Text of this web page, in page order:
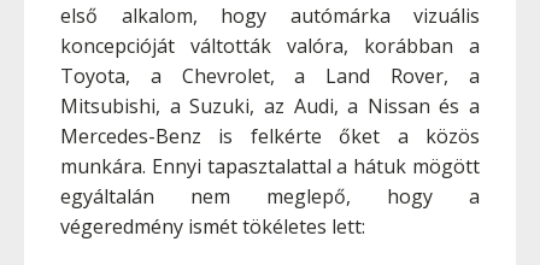
első alkalom, hogy autómárka vizuális
koncepcióját váltották valóra, korábban a
Toyota, a Chevrolet, a Land Rover, a
Mitsubishi, a Suzuki, az Audi, a Nissan és a
Mercedes-Benz is felkérte őket a közös
munkára. Ennyi tapasztalattal a hátuk mögött
egyáltalán nem meglepő, hogy a
végeredmény ismét tökéletes lett: